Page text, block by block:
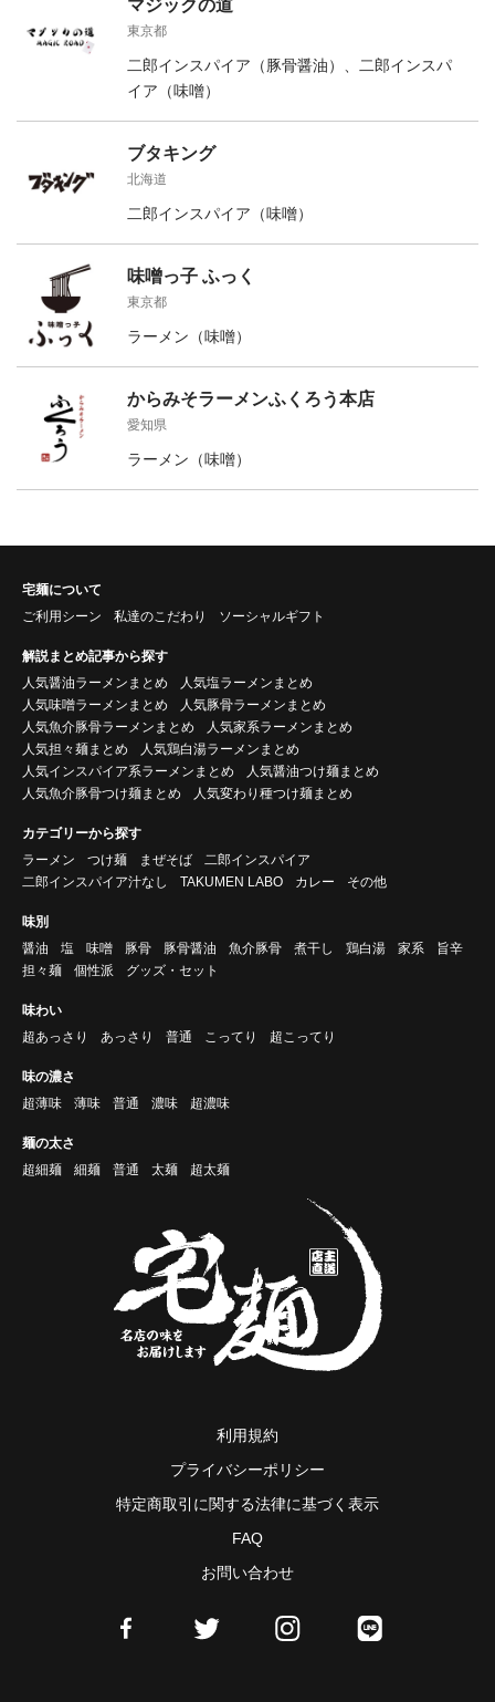
マジックの道
東京都
二郎インスパイア（豚骨醤油）、二郎インスパ
イア（味噌）
ブタキング
北海道
二郎インスパイア（味噌）
味噌っ子 ふっく
東京都
ラーメン（味噌）
からみそラーメンふくろう本店
愛知県
ラーメン（味噌）
宅麺について
ご利用シーン
私達のこだわり ソーシャルギフト
解説まとめ記事から探す
人気醤油ラーメンまとめ
人気塩ラーメンまとめ
人気味噌ラーメンまとめ
人気豚骨ラーメンまとめ
人気魚介豚骨ラーメンまとめ
人気家系ラーメンまとめ
人気担々麺まとめ
人気鶏白湯ラーメンまとめ
人気インスパイア系ラーメンまとめ
人気醤油つけ麺まとめ
人気魚介豚骨つけ麺まとめ
人気変わり種つけ麺まとめ
カテゴリーから探す
ラーメン
つけ麺 まぜそば
二郎インスパイア
二郎インスパイア汁なし
TAKUMEN LABO カレー その他
味別
醤油
塩 味噌 豚骨 豚骨醤油 魚介豚骨 煮干し 鶏白湯 家系
旨辛
担々麺
個性派 グッズ・セット
味わい
超あっさり
あっさり 普通 こってり 超こってり
味の濃さ
超薄味
薄味 普通 濃味 超濃味
麺の太さ
超細麺
細麺 普通 太麺 超太麺
利用規約
プライバシーポリシー
特定商取引に関する法律に基づく表示
FAQ
お問い合わせ